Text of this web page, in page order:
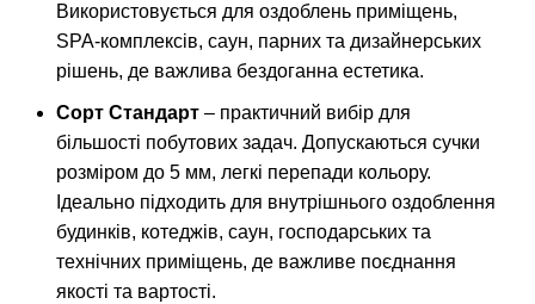
Використовується для оздоблень приміщень,
SPA-комплексів, саун, парних та дизайнерських
рішень, де важлива бездоганна естетика.
Сорт Стандарт – практичний вибір для
більшості побутових задач. Допускаються сучки
розміром до 5 мм, легкі перепади кольору.
Ідеально підходить для внутрішнього оздоблення
будинків, котеджів, саун, господарських та
технічних приміщень, де важливе поєднання
якості та вартості.